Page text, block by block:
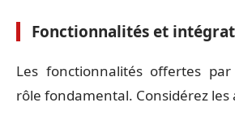
Fonctionnalités et
Les fonctionnalités offertes
rôle fondamental. Considérez les